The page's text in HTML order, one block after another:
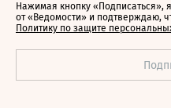
Нажимая кнопку «Подписаться»,
от «Ведомости» и подтверждаю,
Политику по защите